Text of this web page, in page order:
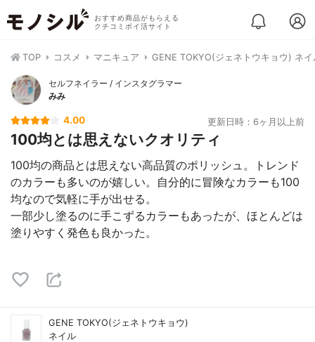
おすすめ商品がもらえる
クチコミポイ活サイト
TOP コスメ マニキュア GENE TOKYO(ジェネトウキョウ) ネイ
セルフネイラー / インスタグラマー
みみ
4.00 更新日時：6ヶ月以上前
100均とは思えないクオリティ
100均の商品とは思えない高品質のポリッシュ。トレンド
のカラーも多いのが嬉しい。自分的に冒険なカラーも100
均なので気軽に手が出せる。
一部少し塗るのに手こずるカラーもあったが、ほとんどは
塗りやすく発色も良かった。
GENE TOKYO(ジェネトウキョウ)
ネイル